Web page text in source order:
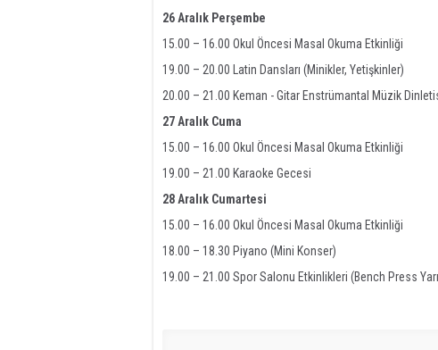
26 Aralık Perşembe
15.00 – 16.00 Okul Öncesi Masal Okuma Etkinliği
19.00 – 20.00 Latin Dansları (Minikler, Yetişkinler)
20.00 – 21.00 Keman - Gitar Enstrümantal Müzik
27 Aralık Cuma
15.00 – 16.00 Okul Öncesi Masal Okuma Etkinliği
19.00 – 21.00 Karaoke Gecesi
28 Aralık Cumartesi
15.00 – 16.00 Okul Öncesi Masal Okuma Etkinliği
18.00 – 18.30 Piyano (Mini Konser)
19.00 – 21.00 Spor Salonu Etkinlikleri (Bench Press